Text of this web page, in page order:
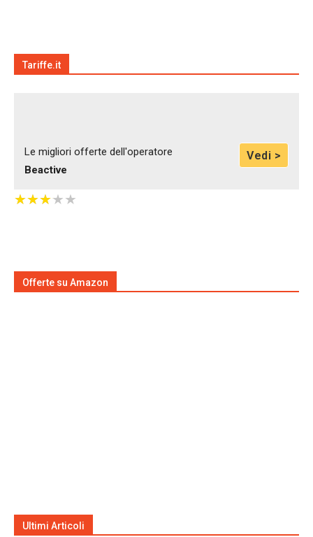
Tariffe.it
Le migliori offerte dell'operatore
Beactive
Vedi >
★★★★★
★★★★★
Offerte su Amazon
Ultimi Articoli